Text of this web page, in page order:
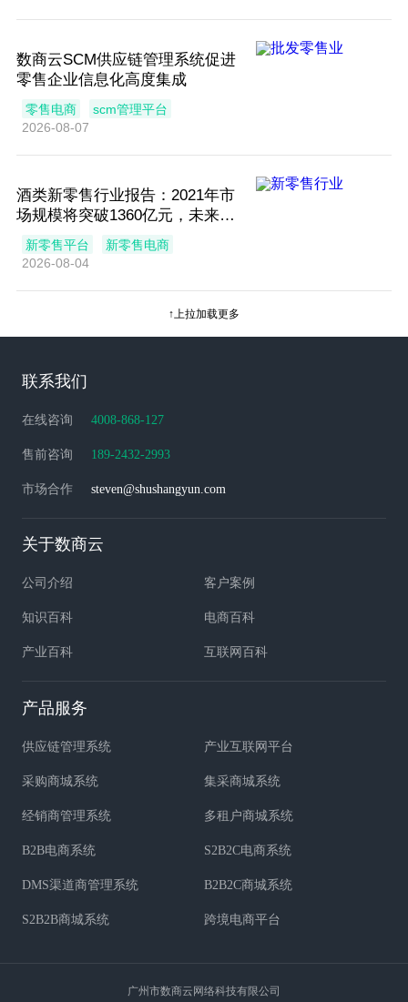
数商云SCM供应链管理系统促进
零售企业信息化高度集成
零售电商
scm管理平台
2026-08-07
酒类新零售行业报告：2021年市
场规模将突破1360亿元，未来集
中化成方向
新零售平台
新零售电商
2026-08-04
↑上拉加载更多
联系我们
在线咨询 4008-868-127
售前咨询 189-2432-2993
市场合作 steven@shushangyun.com
关于数商云
公司介绍 客户案例
知识百科 电商百科
产业百科 互联网百科
产品服务
供应链管理系统 产业互联网平台
采购商城系统 集采商城系统
经销商管理系统 多租户商城系统
B2B电商系统 S2B2C电商系统
DMS渠道商管理系统 B2B2C商城系统
S2B2B商城系统 跨境电商平台
广州市数商云网络科技有限公司